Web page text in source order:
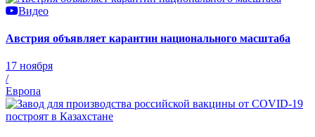
Видео
Австрия объявляет карантин национального масштаба
17 ноября
/
Европа